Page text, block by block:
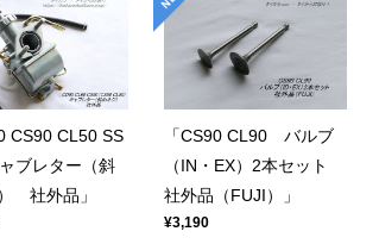
CS90 CL50 SS
ブレター（斜
社外品」
「CS90 CL90 バルブ
（IN・EX）2本セット
社外品（FUJI）」
¥3,190